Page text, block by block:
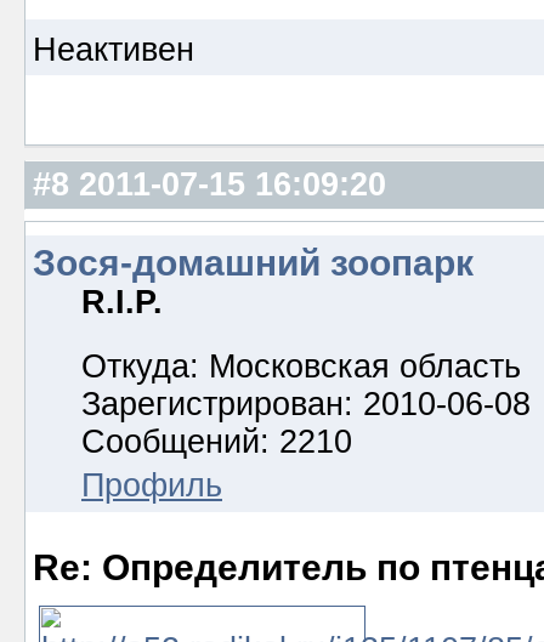
Неактивен
#8 2011-07-15 16:09:20
Зося-домашний зоопарк
R.I.P.
Откуда: Московская область
Зарегистрирован: 2010-06-08
Сообщений: 2210
Профиль
Re: Определитель по